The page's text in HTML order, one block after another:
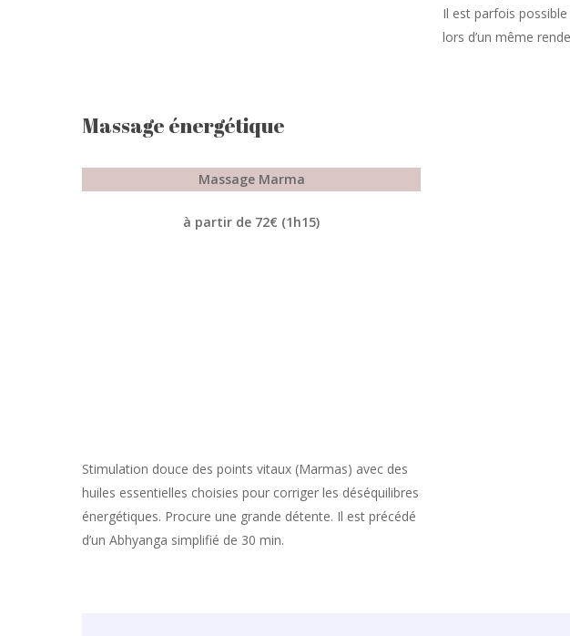
Il est parfois
lors d’un même
Massage énergétique
Massage Marma
à partir de 72€ (1h15)
Stimulation douce des points vitaux (Marmas) avec des
huiles essentielles choisies pour corriger les déséquilibres
énergétiques. Procure une grande détente. Il est précédé
d’un Abhyanga simplifié de 30 min.